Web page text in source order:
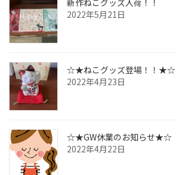
新作ねこグッズ入荷！！
2022年5月21日
☆★ねこグッズ登場！！★☆
2022年4月23日
☆★GW休業のお知らせ★☆
2022年4月22日